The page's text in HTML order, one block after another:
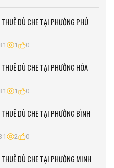
DÙ CHE TẠI PHƯỜNG PHÚ
1 0
DÙ CHE TẠI PHƯỜNG HÒA
1 0
DÙ CHE TẠI PHƯỜNG BÌNH
2 0
DÙ CHE TẠI PHƯỜNG MINH